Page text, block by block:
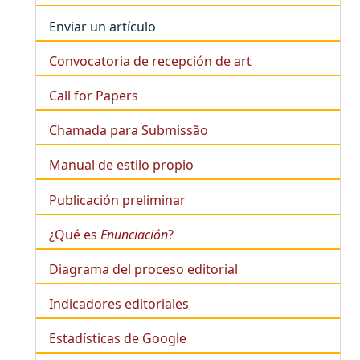
Enviar un artículo
Convocatoria de recepción de art
Call for Papers
Chamada para Submissão
Manual de estilo propio
Publicación preliminar
¿Qué es Enunciación?
Diagrama del proceso editorial
Indicadores editoriales
Estadísticas de Google